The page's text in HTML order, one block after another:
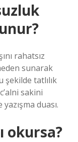
rahatsız
sunarak
tatlılık
sakini
duası.
okursa?